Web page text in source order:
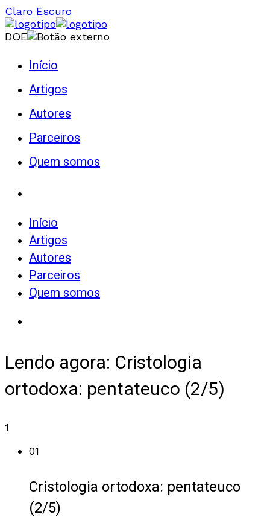
Claro Escuro
DOE
Início
Artigos
Autores
Parceiros
Quem somos
Início
Artigos
Autores
Parceiros
Quem somos
Lendo agora: Cristologia
ortodoxa: pentateuco (2/5)
1
01
Cristologia ortodoxa: pentateuco
(2/5)